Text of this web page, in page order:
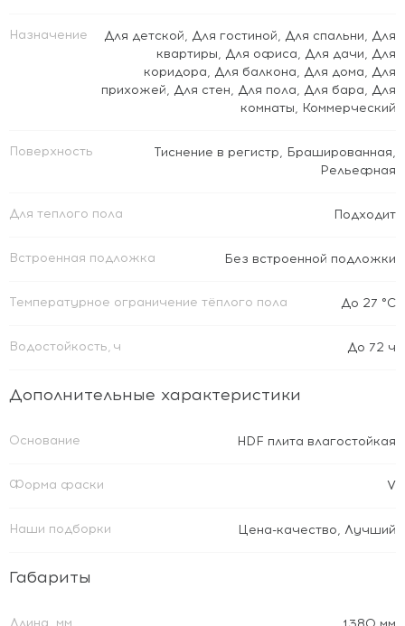
Назначение Для детской, Для гостиной, Для спальни, Для
квартиры, Для офиса, Для дачи, Для
коридора, Для балкона, Для дома, Для
прихожей, Для стен, Для пола, Для бара, Для
комнаты, Коммерческий
Поверхность Тиснение в регистр, Брашированная,
Рельефная
Для теплого пола Подходит
Встроенная подложка Без встроенной подложки
Температурное ограничение тёплого пола До 27 °C
Водостойкость, ч До 72 ч
Дополнительные характеристики
Основание HDF плита влагостойкая
Форма фаски V
Наши подборки Цена-качество, Лучший
Габариты
Длина, мм